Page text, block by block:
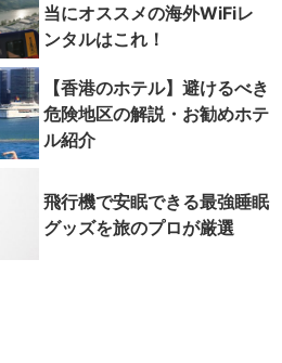
当にオススメの海外WiFiレ
ンタルはこれ！
【香港のホテル】避けるべき
危険地区の解説・お勧めホテ
ル紹介
飛行機で安眠できる最強睡眠
グッズを旅のプロが厳選